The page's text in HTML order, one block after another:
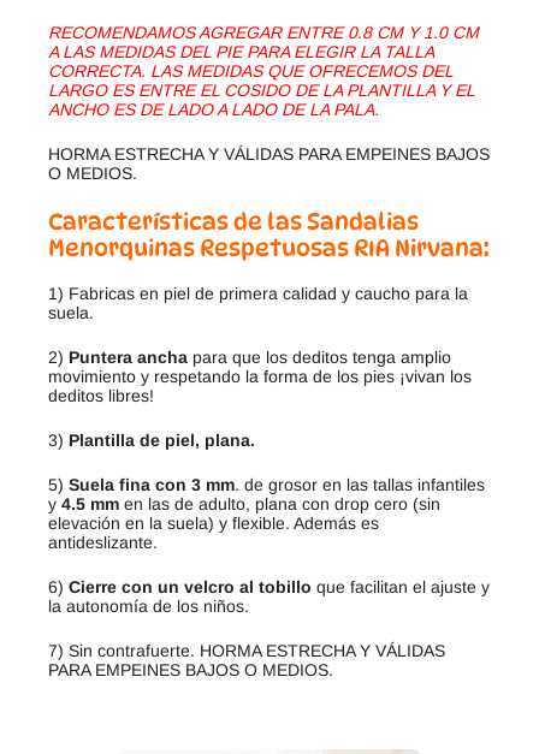
RECOMENDAMOS AGREGAR ENTRE 0.8 CM Y 1.0 CM
A LAS MEDIDAS DEL PIE PARA ELEGIR LA TALLA
CORRECTA. LAS MEDIDAS QUE OFRECEMOS DEL
LARGO ES ENTRE EL COSIDO DE LA PLANTILLA Y EL
ANCHO ES DE LADO A LADO DE LA PALA.
HORMA ESTRECHA Y VÁLIDAS PARA EMPEINES BAJOS
O MEDIOS.
Características de las Sandalias
Menorquinas Respetuosas RIA Nirvana:
1) Fabricas en piel de primera calidad y caucho para la
suela.
2) Puntera ancha para que los deditos tenga amplio
movimiento y respetando la forma de los pies ¡vivan los
deditos libres!
3) Plantilla de piel, plana.
5) Suela fina con 3 mm. de grosor en las tallas infantiles
y 4.5 mm en las de adulto, plana con drop cero (sin
elevación en la suela) y flexible. Además es
antideslizante.
6) Cierre con un velcro al tobillo que facilitan el ajuste y
la autonomía de los niños.
7) Sin contrafuerte. HORMA ESTRECHA Y VÁLIDAS
PARA EMPEINES BAJOS O MEDIOS.